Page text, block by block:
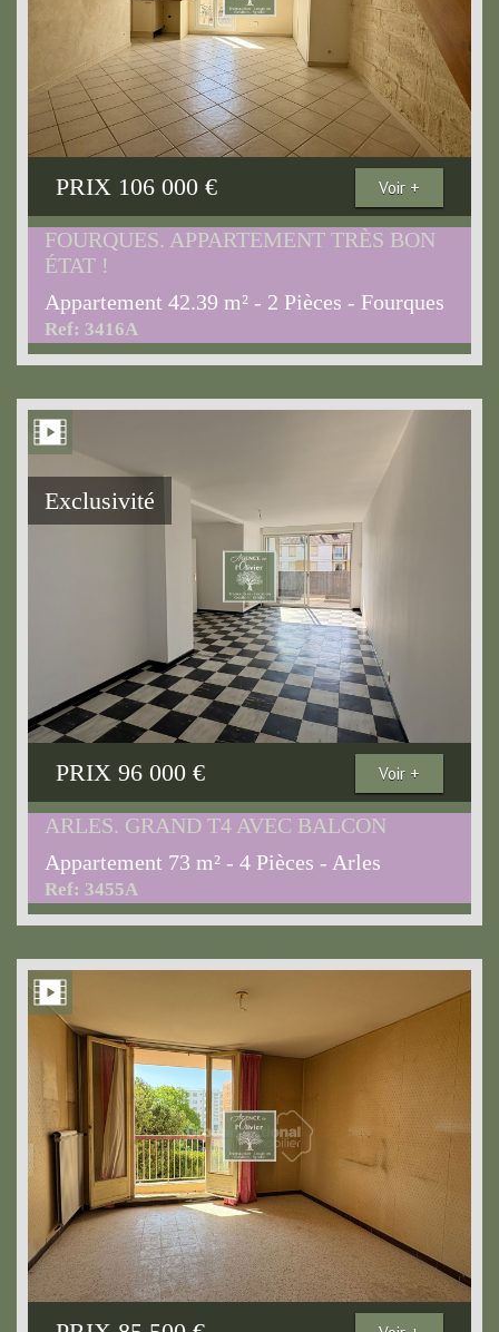
PRIX 106 000 € Voir +
FOURQUES. APPARTEMENT TRÈS BON
ÉTAT !
Appartement 42.39 m² - 2 Pièces - Fourques
Ref: 3416A
Exclusivité
PRIX 96 000 € Voir +
ARLES. GRAND T4 AVEC BALCON
Appartement 73 m² - 4 Pièces - Arles
Ref: 3455A